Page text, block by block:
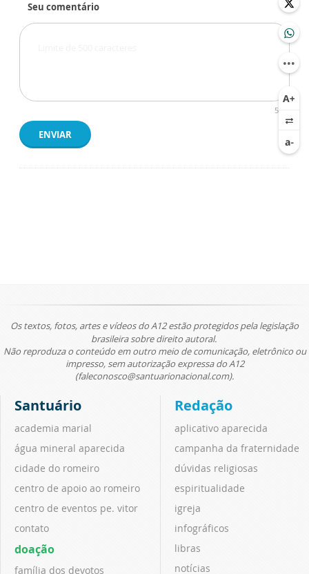
Seu comentário
500
ENVIAR
Os textos, fotos, artes e vídeos do A12 estão protegidos pela legislação
brasileira sobre direito autoral.
Não reproduza o conteúdo em outro meio de comunicação, eletrônico ou
impresso, sem autorização expressa do A12
(faleconosco@santuarionacional.com).
Santuário
academia marial
água mineral aparecida
cidade do romeiro
centro de apoio ao romeiro
centro de eventos pe. vitor
contato
doação
família dos devotos
Redação
aplicativo aparecida
campanha da fraternidade
dúvidas religiosas
espiritualidade
igreja
infográficos
libras
notícias